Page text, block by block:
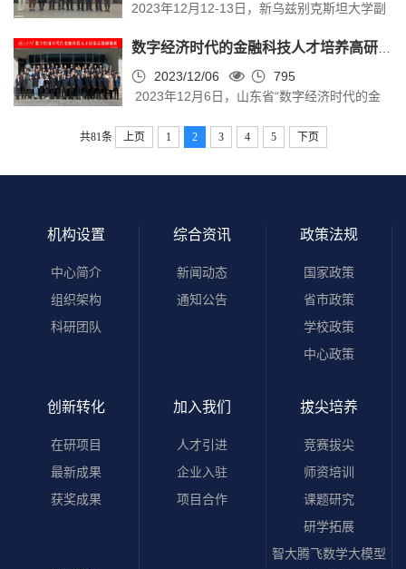
开展多学科交叉融合。该实验室将融合开展经
济领域数据分析，深度挖掘公共数据、社会...
山东国家应用数学中心联合主办，历城区科学
业协会、济南应用数学高等研究院承办。济南
市地方金融监管局党组副书记、副局长贾洪
斐，济南市科技局党组成员、副局长吕家亮，
历城区委常委、副区长高博，历城区副区...
2023年12月12-13日，新乌兹别克斯坦大学副
Eshmatov Farkhod教授、Mardieva Kamila教
授、陈小俊教授一行到访山东大学。山东大学
国际事务部孙凤收部长、金融研究院院长陈增
上，Ahmedov Bohadir副校长向山东大学与会
2023/12/06
795
2023年12月6日，山东省“数字经济时代的金
科学馆举行开班仪式。此次高级研修班在山东
张涛厅长、山东大学党委副书记陈宏伟教授、
国工商银行山东省分行副行长郑允弢先生、山
东大学金融研究院院长陈增敬教授、山...
共81条 上页 1 2 3 4 5 下页
机构设置
中心简介
组织架构
科研团队
综合资讯
新闻动态
通知公告
政策法规
国家政策
省市政策
学校政策
中心政策
创新转化
在研项目
最新成果
获奖成果
加入我们
人才引进
企业入驻
项目合作
拔尖培养
竞赛拔尖
师资培训
课题研究
研学拓展
智大腾飞数学大模型